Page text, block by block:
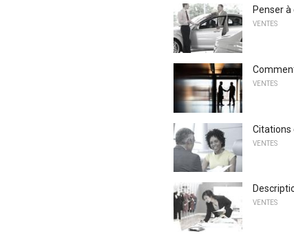
Penser
VENTES
VENTES
Citations
VENTES
VENTES